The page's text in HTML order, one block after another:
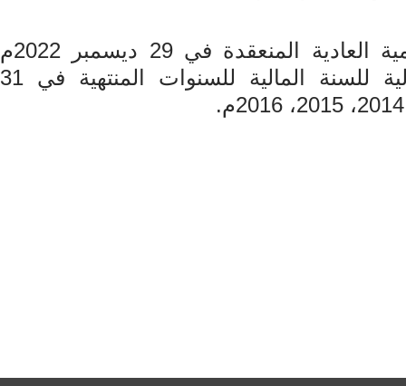
أهم قرارات الجمعية العمومية العادية المنعقدة في 29 ديسمبر 2022م
الموافقة على البيانات المالية للسنة المالية للسنوات المنتهية في 31